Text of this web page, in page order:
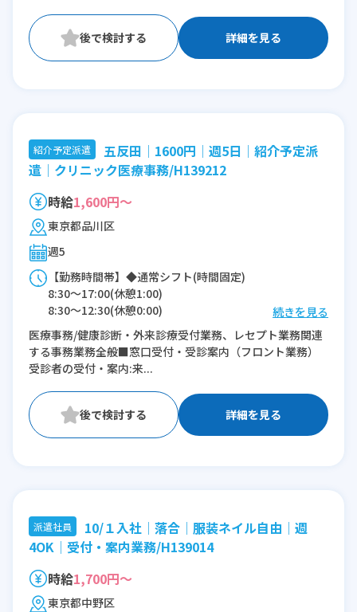
詳細を見る
紹介予定派遣
五反田│1600円│週5日│紹介予定派
遣│クリニック医療事務/H139212
時給1,600円～
東京都品川区
週5
【勤務時間帯】◆通常シフト(時間固定)
8:30〜17:00(休憩1:00)
8:30〜12:30(休憩0:00)
※残業：0〜10時間程度/月
続きを見る
医療事務/健康診断・外来診療受付業務、レセプト業務関連
する事務業務全般■窓口受付・受診案内（フロント業務）
受診者の受付・案内:来...
詳細を見る
派遣社員
10/１入社│落合│服装ネイル自由│週
4OK│受付・案内業務/H139014
時給1,700円～
東京都中野区